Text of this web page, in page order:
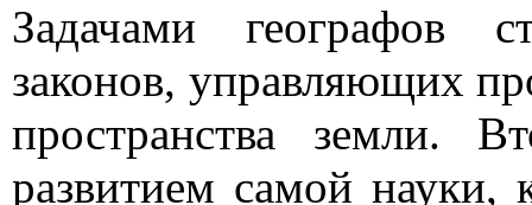
Задачами географов
законов, управляющих
пространства земли.
развитием самой науки,